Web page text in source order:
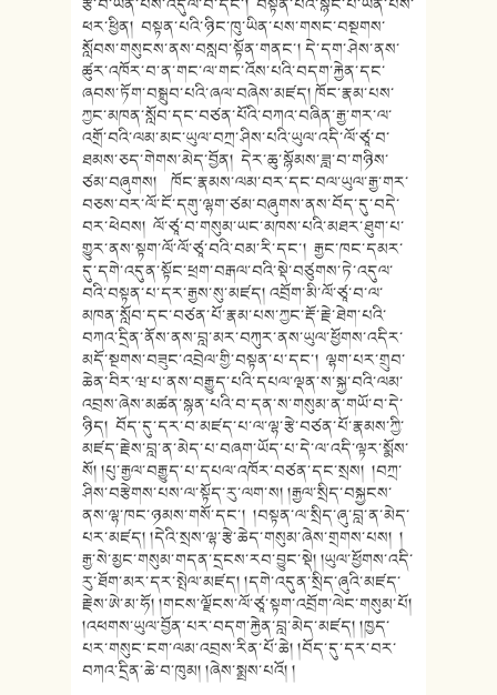
ཕར་ཕྱིན། བསྟན་པའི་ཉིང་ཁུ་ཡིན་པས་གསང་བསྔགས་
སློབས་གསུངས་ནས་བསླབ་སྟོན་གནང་། དེ་དག་ཤེས་ནས་
ཚུར་འཁོར་བ་ན་གང་ལ་གང་འོས་པའི་བདག་རྐྱེན་དང་
ཞབས་ཏོག་བསྒྲུབ་པའི་ཞལ་བཞེས་མཛད། ཁོང་རྣམ་པས་
ཀྱང་མཁན་སློབ་དང་བཙན་པོའི་བཀའ་བཞིན་རྒྱ་གར་ལ་
འགྲོ་བའི་ལམ་མང་ཡུལ་བཀྲ་ཤིས་པའི་ཡུལ་འདི་ལོ་ཙཱ་བ་
ཐམས་ཅད་གེགས་མེད་བྱོན། དེར་ཆུ་སྙོམས་ཟླ་བ་གཉིས་
ཙམ་བཞུགས། ཁོང་རྣམས་ལམ་བར་དང་བལ་ཡུལ་རྒྱ་གར་
བཅས་བར་ལོ་ངོ་དགུ་ལྷག་ཙམ་བཞུགས་ནས་བོད་དུ་བདེ་
བར་ཕེབས། ལོ་ཙཱ་བ་གསུམ་ཡང་མཁས་པའི་མཐར་ཐུག་པ་
གྱུར་ནས་སྟག་ལོ་ལོ་ཙཱ་བའི་བམ་རི་དང་། རྒྱང་ཁང་དམར་
དུ་དགེ་འདུན་སྟོང་ཕྲག་བརྒལ་བའི་སྡེ་བཙུགས་ཏེ་འདུལ་
བའི་བསྟན་པ་དར་རྒྱས་སུ་མཛད། འབྲོག་མི་ལོ་ཙཱ་བ་ལ་
མཁན་སློབ་དང་བཙན་པོ་རྣམ་པས་ཀྱང་རྡོ་རྗེ་ཐེག་པའི་
བཀའ་དྲིན་ནོས་ནས་བླ་མར་བཀུར་ནས་ཡུལ་ཕྱོགས་འདིར་
མདོ་སྔགས་བཟུང་འབྲེལ་གྱི་བསྟན་པ་དང་། ལྷག་པར་གྲུབ་
ཆེན་བིར་ཝ་པ་ནས་བརྒྱུད་པའི་དཔལ་ལྡན་ས་སྐྱ་བའི་ལམ་
འབྲས་ཞེས་མཚན་སྙན་པའི་བ་དན་ས་གསུམ་ན་གཡོ་བ་དེ་
ཉིད། བོད་དུ་དར་བ་མཛད་པ་ལ་ལྷ་རྩེ་བཙན་པོ་རྣམས་ཀྱི་
མཛད་རྗེས་བླ་ན་མེད་པ་བཞག་ཡོད་པ་དེ་ལ་འདི་ལྟར་སྨོས་
སོ། །པུ་རྒྱལ་བརྒྱུད་པ་དཔལ་འཁོར་བཙན་དང་སྲས། །བཀྲ་
ཤིས་བརྩེགས་པས་ལ་སྟོད་རུ་ལག་ས། །རྒྱལ་སྲིད་བསྐྱངས་
ནས་ལྷ་ཁང་ཉམས་གསོ་དང་། །བསྟན་ལ་སྲིད་ཞུ་བླ་ན་མེད་
པར་མཛད། །དེའི་སྲས་ལྷ་རྩེ་ཆེད་གསུམ་ཞེས་གྲགས་པས། །
རྒྱ་སེ་མྱང་གསུམ་གདན་དྲངས་རབ་བྱུང་སྡེ། །ཡུལ་ཕྱོགས་འདི་
རུ་ཐོག་མར་དར་སྤེལ་མཛད། །དགེ་འདུན་སྲིད་ཞུའི་མཛད་
རྗེས་ཨེ་མ་ཧོ། །གངས་ལྗོངས་ལོ་ཙཱ་སྟག་འབྲོག་ལེང་གསུམ་པོ།
།འཕགས་ཡུལ་བྱོན་པར་བདག་རྐྱེན་བླ་མེད་མཛད། །ཁྱད་
པར་གསུང་ངག་ལམ་འབྲས་རིན་པོ་ཆེ། །བོད་དུ་དར་བར་
བཀའ་དྲིན་ཆེ་བ་ཁུམ། །ཞེས་སྨྲས་པའོ། །